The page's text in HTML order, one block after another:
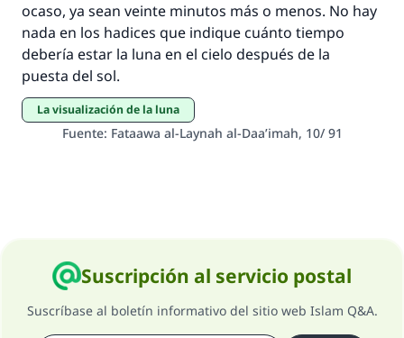
ocaso, ya sean veinte minutos más o menos. No hay
nada en los hadices que indique cuánto tiempo
debería estar la luna en el cielo después de la
puesta del sol.
La visualización de la luna
Fuente: Fataawa al-Laynah al-Daa’imah, 10/ 91
Suscripción al servicio postal
Suscríbase al boletín informativo del sitio web Islam Q&A.
Profeta ﷺ dijo:
"Una persona que orienta a otros a hacer el
bien obtendrá la misma recompensa que
aquellos que lo realicen."
(MUSLIM, 1893)